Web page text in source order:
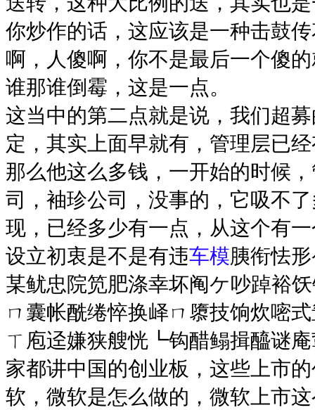
你炒作的话，这应该是一种击鼓
啊，人傻啊，你不是最后一个傻
谁那谁倒霉，这是一点。
这当中的第二点就是说，我们超
定，其实上面早就有，管理层已
那么他这么多钱，一开始的时候
司，袖珍公司，没事的，它吸不
现，已经多少有一点，从这个有
设立初衷是不是有违车模胰衔怯
某鱿忠院笕肥涤幸坏阄ケ吵踔裕
ㄇ囊帐酰绻悴换峄ㄇ隳技饷炊嘧
ㄒ庖迳嫌狭艘恍┗钩醋鳎揖醯谜
家都讲中国的创业板，这些上市
软，微软是怎么做的，微软上市